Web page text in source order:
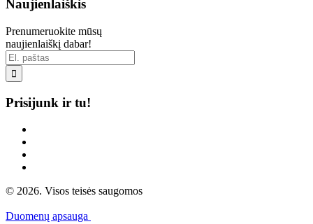
Naujienlaiškis
Prenumeruokite mūsų
naujienlaiškį dabar!

Prisijunk ir tu!
© 2026. Visos teisės saugomos
Duomenų apsauga